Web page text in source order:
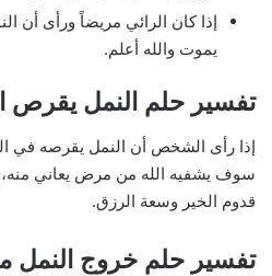
إذا كان الرائي مريضاً ورأى أن
يموت والله أعلم.
تفسير حلم النمل يقرص
إذا رأى الشخص أن النمل يقرصه في
سوف يشفيه الله من مرض يعاني منه،
قدوم الخير وسعة الرزق.
تفسير حلم خروج النمل